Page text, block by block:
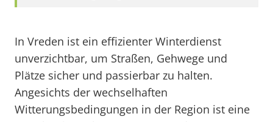
In Vreden ist ein effizienter Winterdienst
unverzichtbar, um Straßen, Gehwege und
Plätze sicher und passierbar zu halten.
Angesichts der wechselhaften
Witterungsbedingungen in der Region ist eine